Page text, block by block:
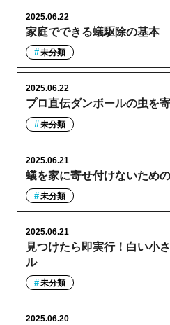
家庭でできる蟻駆除の基本
2025.06.22
未分類
プロ直伝ダンボールの虫を
2025.06.22
未分類
蟻を家に寄せ付けないため
2025.06.21
未分類
見つけたら即実行！白い小
ル
2025.06.21
未分類
2025.06.20